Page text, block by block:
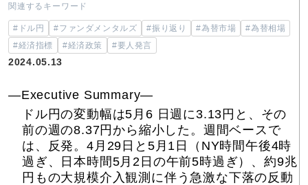
関連するキーワード
#ドル円 #ファンダメンタルズ #振り返り #為替市場
#為替相場
#経済指標
#経済政策 #要人発言
2024.05.13
―Executive Summary―
ドル円の変動幅は5月6 日週に3.13円と、その
前の週の8.37円から縮小した。週間ベースで
は、反発。4月29日と5月1日（NY時間午後4時
過ぎ、日本時間5月2日の午前5時過ぎ）、約9兆
円もの大規模介入観測に伴う急激な下落の反動